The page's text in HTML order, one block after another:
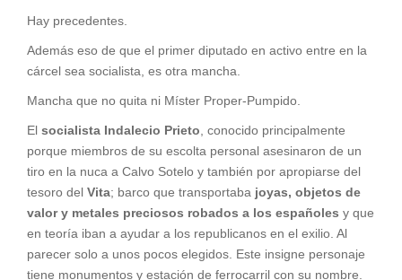
Hay precedentes.
Además eso de que el primer diputado en activo entre en la
cárcel sea socialista, es otra mancha.
Mancha que no quita ni Míster Proper-Pumpido.
El socialista Indalecio Prieto , conocido principalmente
porque miembros de su escolta personal asesinaron de un
tiro en la nuca a Calvo Sotelo y también por apropiarse del
tesoro del Vita; barco que transportaba joyas, objetos de
valor y metales preciosos robados a los españoles y que
en teoría iban a ayudar a los republicanos en el exilio. Al
parecer solo a unos pocos elegidos. Este insigne personaje
tiene monumentos y estación de ferrocarril con su nombre.